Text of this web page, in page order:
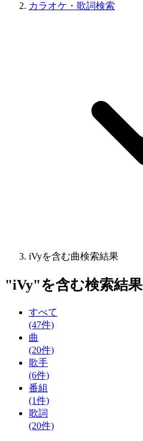
カラオケ・歌詞検索
iVyを含む曲検索結果
"iVy"を含む検索結果
すべて
(47件)
曲
(20件)
歌手
(6件)
番組
(1件)
歌詞
(20件)